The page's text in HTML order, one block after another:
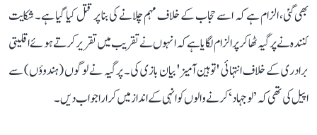
بھی گئی، الزام ہے کہ اسے حجاب کے خلاف مہم چلانے کی بنا پر قتل کیا گیا ہے۔ شکایت
کنندہ نے پرگیہ ٹھاکر پر الزام لگایا ہے کہ انہوں نے تقریب میں تقریر کرتے ہوئے اقلیتی
برادری کے خلاف انتہائی 'توہین آمیز' بیان بازی کی۔ پرگیہ نے لوگوں (ہندوؤں) سے
اپیل کی تھی کہ ’لو جہاد‘ کرنے والوں کو انہی کے انداز میں کرارا جواب دیں۔